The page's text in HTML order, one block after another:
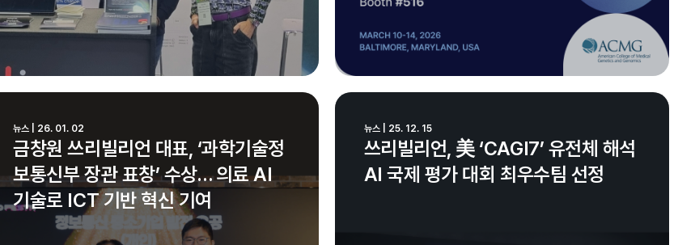
금창원 쓰리빌리언 대표, ‘과학기술정
보통신부 장관 표창’ 수상… 의료 AI
기술로 ICT 기반 혁신 기여
뉴스 | 26. 01. 02
쓰리빌리언, 美 ‘CAGI7’ 유전체 해석
AI 국제 평가 대회 최우수팀 선정
뉴스 | 25. 12. 15